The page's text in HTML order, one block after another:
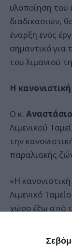
υλοποίηση
διαδικασιών,
έναρξη ενός
σημαντικό για
του λιμανιού
Η κανονιστική
Ο κ.
Λιμενικού
την
παραλιακής
«Η
Λιμενικό
χώρο έξω από
Ταμείο έχει
δικαιοδοσίας